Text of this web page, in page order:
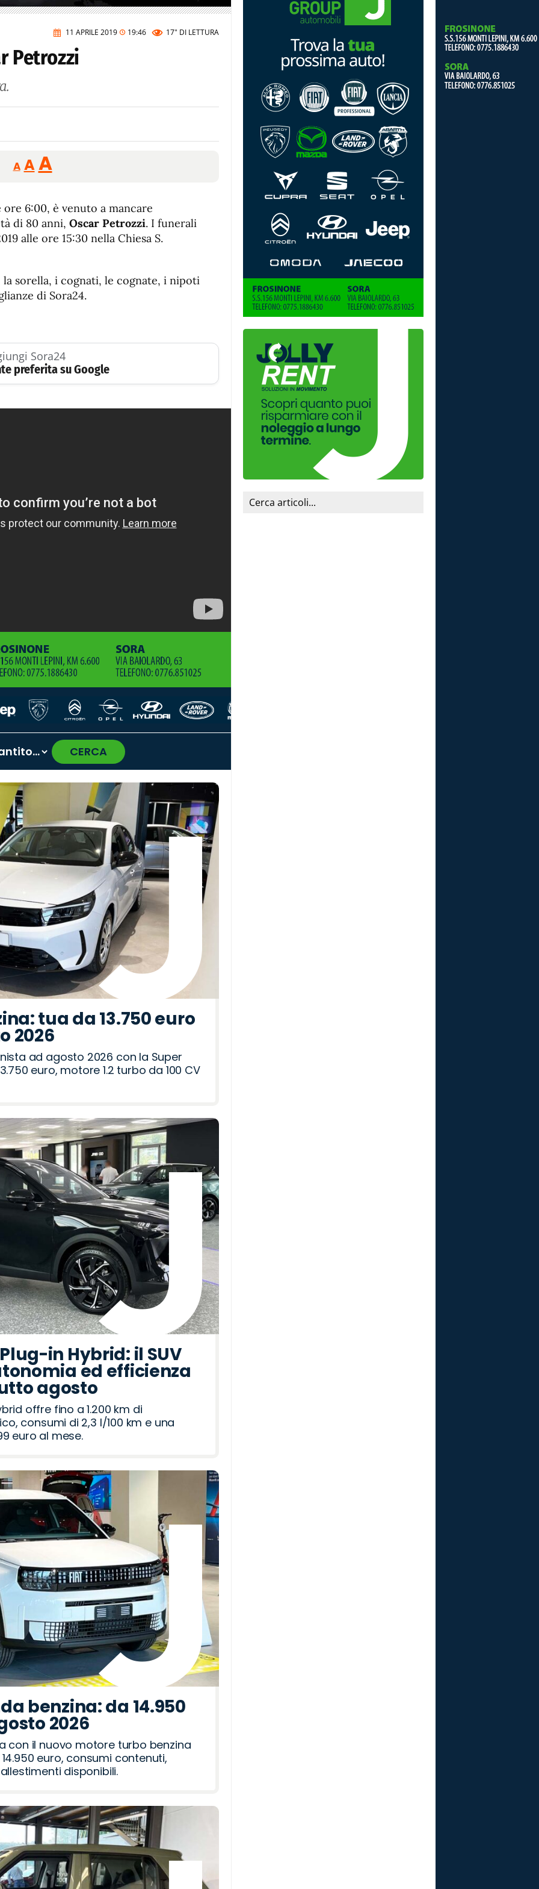
11 APRILE 2019 19:46 17" DI LETTURA
Petrozzi
A
Reducir
tamaño
A Restablecer
tamaño
de
fuente
AAumentar
de
fuente.
ore 6:00, è venuto a mancare
di 80 anni, Oscar Petrozzi. I funerali
alle ore 15:30 nella Chiesa S.
sorella, i cognati, le cognate, i nipoti
di Sora24.
Sora24
preferita su Google
CERCA
›
tua da 13.750 euro
2026
ad agosto 2026 con la Super
euro, motore 1.2 turbo da 100 CV
in Hybrid: il SUV
ed efficienza
agosto
offre fino a 1.200 km di
consumi di 2,3 l/100 km e una
euro al mese.
benzina: da 14.950
2026
con il nuovo motore turbo benzina
euro, consumi contenuti,
disponibili.